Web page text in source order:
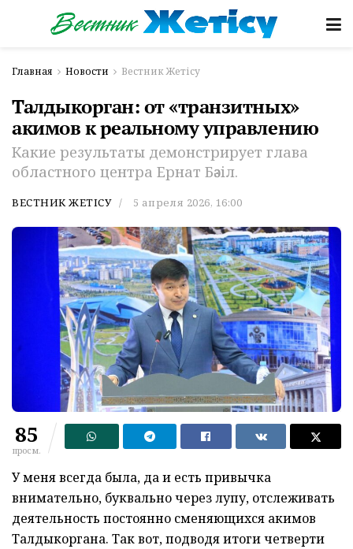
Главная Новости Вестник Жетісу
Талдыкорган: от «транзитных»
акимов к реальному управлению
Какие результаты демонстрирует глава
областного центра Ернат Бәзіл.
ВЕСТНИК ЖЕТІСУ 5 апреля 2026, 16:00
85
просм.
У меня всегда была, да и есть привычка
внимательно, буквально через лупу, отслеживать
деятельность постоянно сменяющихся акимов
Талдыкоргана. Так вот, подводя итоги четверти